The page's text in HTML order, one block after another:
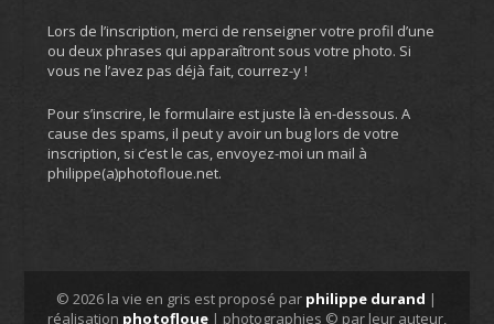
Lors de l’inscription, merci de renseigner votre profil d’une
ou deux phrases qui apparaîtront sous votre photo. Si
vous ne l’avez pas déjà fait, courrez-y !
Pour s’inscrire, le formulaire est juste là en-dessous. A
cause des spams, il peut y avoir un bug lors de votre
inscription, si c’est le cas, envoyez-moi un mail à
philippe(a)photofloue.net.
© 2026 la vie en gris est proposé par philippe durand |
réalisation photofloue| photographies © par leur auteur,